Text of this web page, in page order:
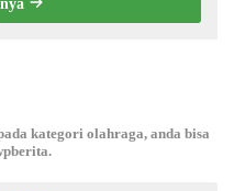
kategori olahraga, anda bisa